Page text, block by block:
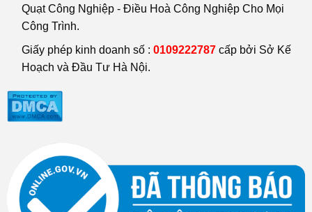
Quạt Công Nghiệp - Điều Hoà Công Nghiệp Cho Mọi
Công Trình.
Giấy phép kinh doanh số : 0109222787 cấp bởi Sở Kế
Hoạch và Đầu Tư Hà Nội.